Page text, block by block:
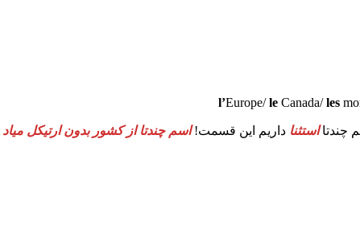
l’Europe/le Canada/les
چندتااستثنا داریم این قسمت!اسم چندتا از کشور بدون ارتیکل میاد